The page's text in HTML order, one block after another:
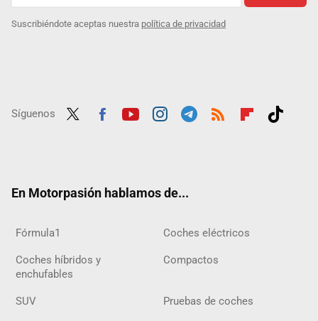
Suscribiéndote aceptas nuestra política de privacidad
Síguenos
En Motorpasión hablamos de...
Fórmula1 Coches eléctricos
Coches híbridos y
enchufables
Compactos
SUV Pruebas de coches